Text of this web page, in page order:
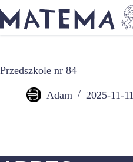
do
treści
Przedszkole nr 84
Adam 2025-11-11